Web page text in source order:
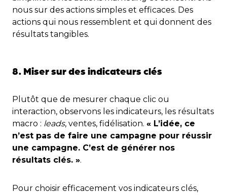
nous sur des actions simples et efficaces. Des
actions qui nous ressemblent et qui donnent des
résultats tangibles.
8. Miser sur des indicateurs clés
Plutôt que de mesurer chaque clic ou
interaction, observons les indicateurs, les résultats
macro : leads, ventes, fidélisation. « L’idée, ce
n’est pas de faire une campagne pour réussir
une campagne. C’est de générer nos
résultats clés. ».
Pour choisir efficacement vos indicateurs clés,